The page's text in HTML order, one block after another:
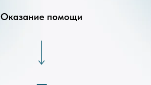
Оказание помощи